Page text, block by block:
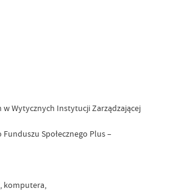
Wytycznych Instytucji Zarządzającej
Społecznego Plus –
komputera,